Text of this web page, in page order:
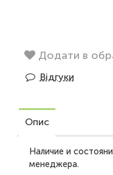
Додати в
Відгуки
Опис
Наличие и
менеджера.